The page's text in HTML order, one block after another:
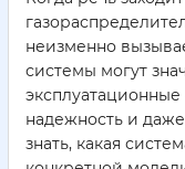
неизменно
системы могут
надежность и
знать, какая